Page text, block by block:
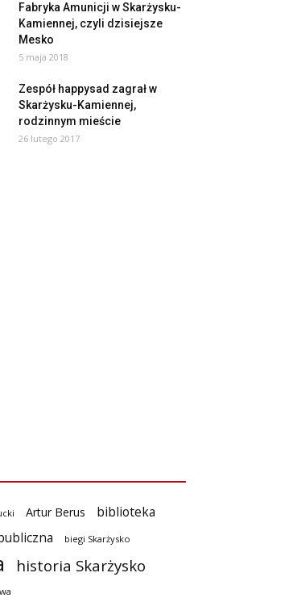
Fabryka Amunicji w Skarżysku-
Kamiennej, czyli dzisiejsze
Mesko
5 maja 2018
Zespół happysad zagrał w
Skarżysku-Kamiennej,
rodzinnym mieście
26 lutego 2017
Artur Berus
biblioteka
biegi Skarżysko
historia Skarżysko